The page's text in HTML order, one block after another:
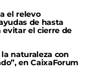
el relevo
de hasta
evitar el cierre de
naturaleza con
en CaixaForum